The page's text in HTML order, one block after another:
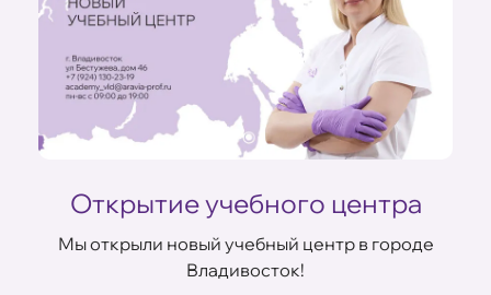
Открытие учебного центра
Мы открыли новый учебный центр в городе
Владивосток!